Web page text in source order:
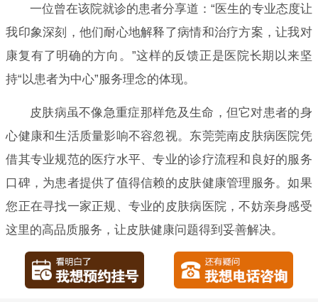
一位曾在该院就诊的患者分享道：“医生的专业态度让
我印象深刻，他们耐心地解释了病情和治疗方案，让我对
康复有了明确的方向。”这样的反馈正是医院长期以来坚
持“以患者为中心”服务理念的体现。
皮肤病虽不像急重症那样危及生命，但它对患者的身
心健康和生活质量影响不容忽视。东莞莞南皮肤病医院凭
借其专业规范的医疗水平、专业的诊疗流程和良好的服务
口碑，为患者提供了值得信赖的皮肤健康管理服务。如果
您正在寻找一家正规、专业的皮肤病医院，不妨亲身感受
这里的高品质服务，让皮肤健康问题得到妥善解决。